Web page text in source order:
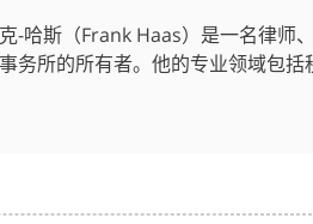
-哈斯（Frank Haas）是一名律师
务所的所有者。他的专业领域包